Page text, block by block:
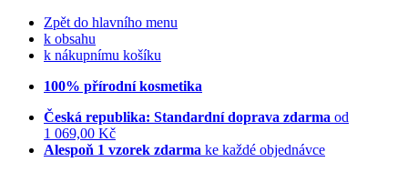
Zpět do hlavního menu
k obsahu
k nákupnímu košíku
100% přírodní kosmetika
Česká republika: Standardní doprava zdarma od
1 069,00 Kč
Alespoň 1 vzorek zdarma ke každé objednávce